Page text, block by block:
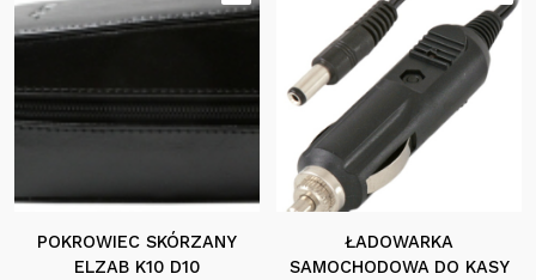
POKROWIEC SKÓRZANY
ELZAB K10 D10
ŁADOWARKA
SAMOCHODOWA DO KASY